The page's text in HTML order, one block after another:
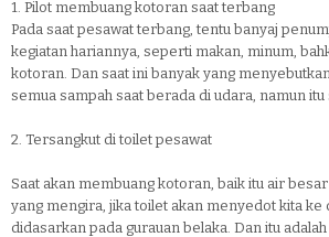
1. Pilot membuang kotoran saat terbang
Pada saat pesawat terbang, tentu banyaj
kegiatan hariannya, seperti makan, minum,
kotoran. Dan saat ini banyak yang
semua sampah saat berada di udara, namun itu
2. Tersangkut di toilet pesawat
Saat akan membuang kotoran, baik itu air
yang mengira, jika toilet akan menyedot kita ke
didasarkan pada gurauan belaka. Dan itu